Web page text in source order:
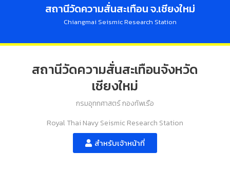
สถานีวัดความสั่นสะเทือน จ.เชียงใหม่
Chiangmai Seismic Research Station
สถานีวัดความสั่นสะเทือนจังหวัด
เชียงใหม่
กรมอุทกศาสตร์ กองทัพเรือ
Royal Thai Navy Seismic Research Station
สำหรับเจ้าหน้าที่